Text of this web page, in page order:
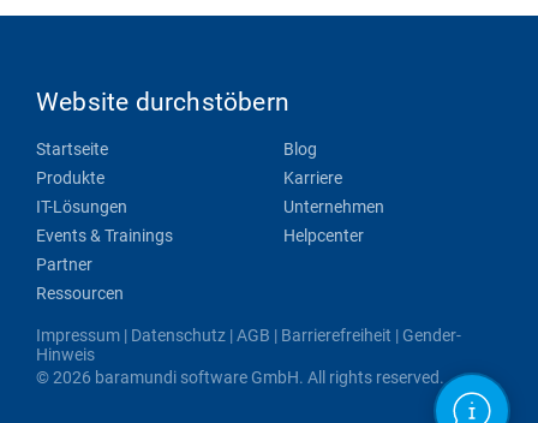
Website durchstöbern
Startseite
Produkte
IT-Lösungen
Events & Trainings
Partner
Ressourcen
Blog
Karriere
Unternehmen
Helpcenter
Impressum | Datenschutz |AGB | Barrierefreiheit | Gender-
Hinweis
© 2026 baramundi software GmbH. All rights reserved.